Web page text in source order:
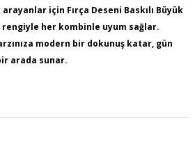
için Fırça Deseni Baskılı Büyük
her kombinle uyum sağlar.
modern bir dokunuş katar, gün
arada sunar.